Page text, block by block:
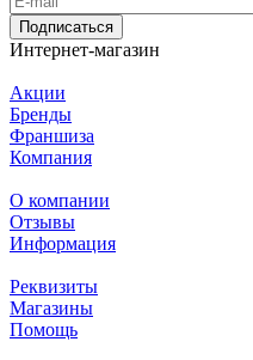
Подписаться
Интернет-магазин
Акции
Бренды
Франшиза
Компания
О компании
Отзывы
Информация
Реквизиты
Магазины
Помощь